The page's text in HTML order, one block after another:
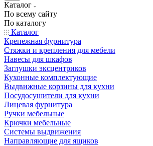
Каталог
По всему сайту
По каталогу
Каталог
Крепежная фурнитура
Стяжки и крепления для мебели
Навесы для шкафов
Заглушки эксцентриков
Кухонные комплектующие
Выдвижные корзины для кухни
Посудосушители для кухни
Лицевая фурнитура
Ручки мебельные
Крючки мебельные
Системы выдвижения
Направляющие для ящиков